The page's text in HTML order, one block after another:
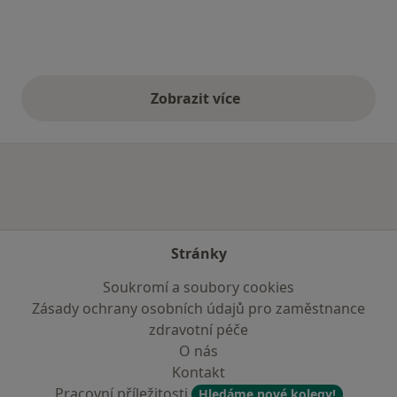
Zobrazit vícevýše uvedené názory
Stránky
Soukromí a soubory cookies
Zásady ochrany osobních údajů pro zaměstnance
zdravotní péče
O nás
Kontakt